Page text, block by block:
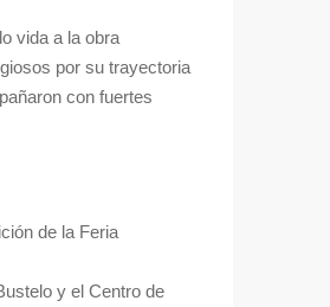
vida a la obra
por su trayectoria
con fuertes
de la Feria
y el Centro de